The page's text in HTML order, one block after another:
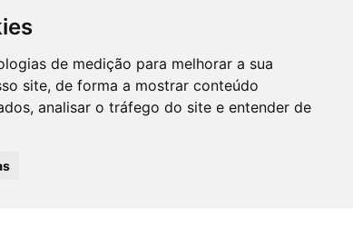
de medição para melhorar a sua
site, de forma a mostrar conteúdo
analisar o tráfego do site e entender de
que tal você dar um forcinha pra